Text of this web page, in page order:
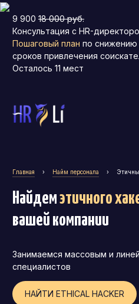
9 900 18 000 руб.
Консультация с HR-
Пошаговый план по
сроков привлечения
Осталось 11 мест
Главная › Найм персонала ›
Найдемэтичного
вашей компании
Занимаемся массовым и
специалистов
НАЙТИ ETHICAL HACKER